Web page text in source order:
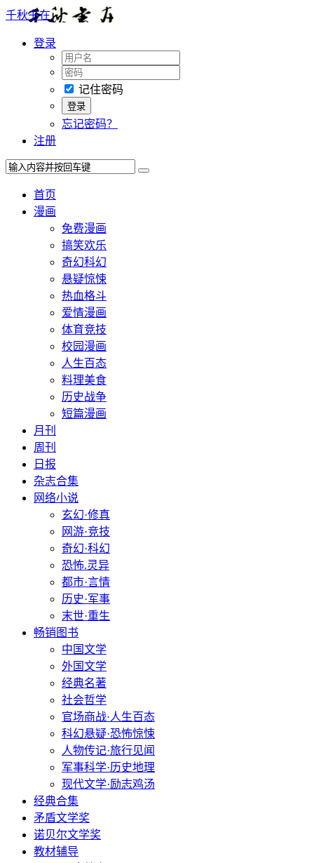
千秋书在
登录
记住密码
忘记密码？
注册
首页
漫画
免费漫画
搞笑欢乐
奇幻科幻
悬疑惊悚
热血格斗
爱情漫画
体育竞技
校园漫画
人生百态
料理美食
历史战争
短篇漫画
月刊
周刊
日报
杂志合集
网络小说
玄幻·修真
网游·竞技
奇幻·科幻
恐怖.灵异
都市·言情
历史·军事
末世·重生
畅销图书
中国文学
外国文学
经典名著
社会哲学
官场商战·人生百态
科幻悬疑·恐怖惊悚
人物传记·旅行见闻
军事科学·历史地理
现代文学·励志鸡汤
经典合集
矛盾文学奖
诺贝尔文学奖
教材辅导